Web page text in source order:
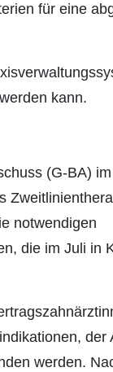
für eine
kann.
(G-BA)
notwendigen
die im Juli in
der
werden.